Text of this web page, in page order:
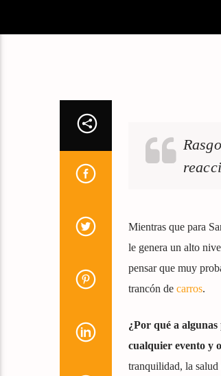
Mientras que para
le genera un alto
pensar que muy
trancón de carros.
¿Por qué a algunas
cualquier evento y
tranquilidad, la salud